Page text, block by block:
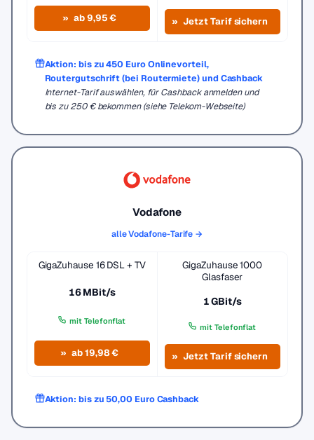
ab 9,95 € Jetzt Tarif sichern
Aktion: bis zu 450 Euro Onlinevorteil,
Routergutschrift (bei Routermiete) und Cashback
Internet-Tarif auswählen, für Cashback anmelden und
bis zu 250 € bekommen (siehe Telekom-Webseite)
Vodafone
alle Vodafone-Tarife →
GigaZuhause 16 DSL + TV
16 MBit/s
mit Telefonflat
ab 19,98 €
GigaZuhause 1000
Glasfaser
1 GBit/s
mit Telefonflat
Jetzt Tarif sichern
Aktion: bis zu 50,00 Euro Cashback